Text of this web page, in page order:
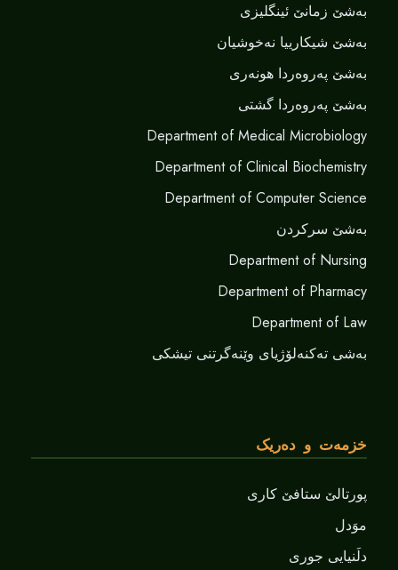
بەشێ زمانێ ‌‌ئینگلیزی
بەشێ شیکارییا نەخوشیان
بەشێ پەروەردا هونەری
بەشێ پەروەردا گشتی
Department of Medical Microbiology
Department of Clinical Biochemistry
Department of Computer Science
بەشێ سرکردن
Department of Nursing
Department of Pharmacy
Department of Law
بەشی تەکنەلۆژیای وێنەگرتنی تیشکی
خزمەت و دەریک
پورتالێ ستافێ کاری
موَدل
دلَنيايى جورى